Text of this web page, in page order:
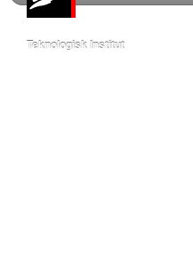
Teknologisk Institut